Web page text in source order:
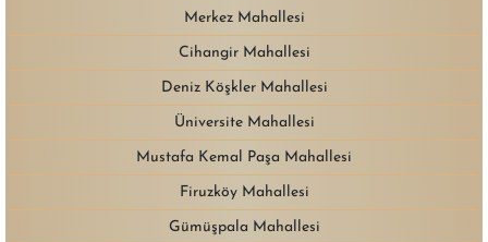
Merkez Mahallesi
Cihangir Mahallesi
Deniz Köşkler Mahallesi
Üniversite Mahallesi
Mustafa Kemal Paşa Mahallesi
Firuzköy Mahallesi
Gümüşpala Mahallesi